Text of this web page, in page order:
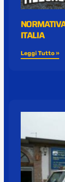
ITALIA
Leggi Tutto »